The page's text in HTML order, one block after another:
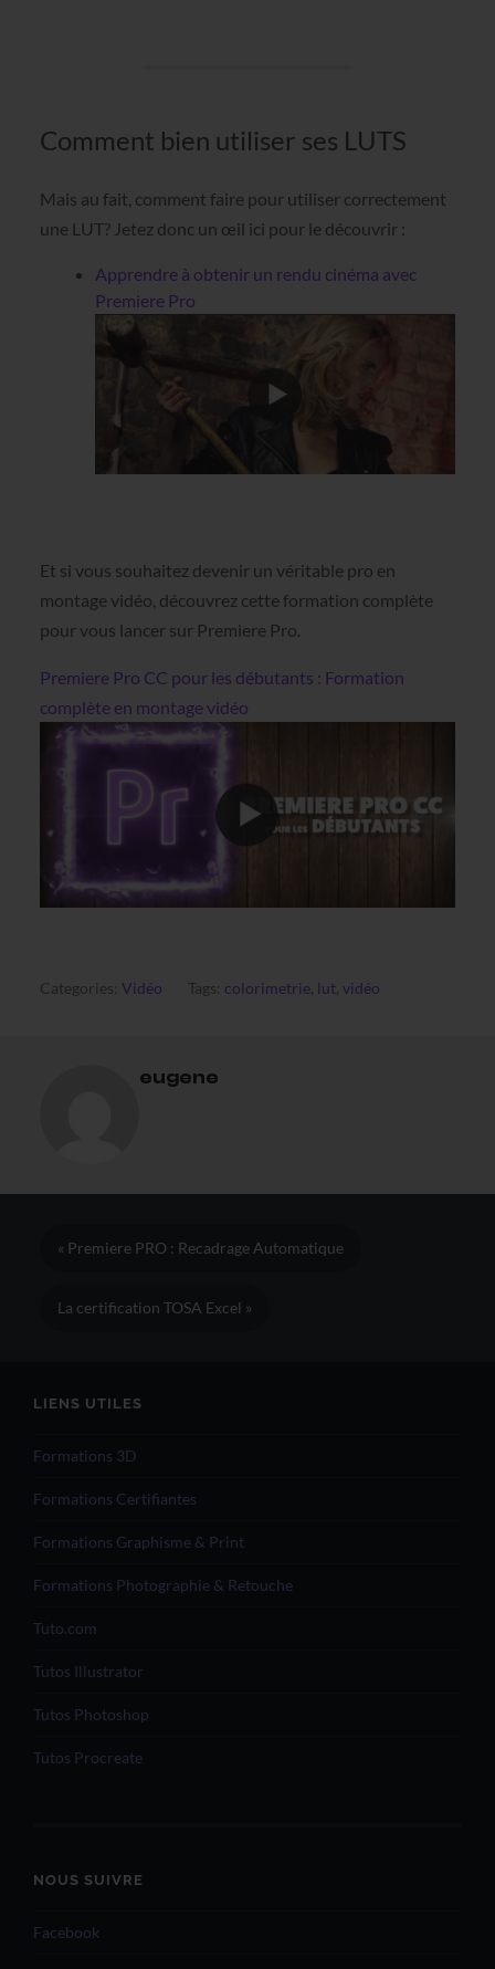
Comment bien utiliser ses LUTS
Mais au fait, comment faire pour utiliser correctement
une LUT? Jetez donc un œil ici pour le découvrir :
Apprendre à obtenir un rendu cinéma avec
Premiere Pro
Et si vous souhaitez devenir un véritable pro en
montage vidéo, découvrez cette formation complète
pour vous lancer sur Premiere Pro.
Premiere Pro CC pour les débutants : Formation
complète en montage vidéo
Categories: Vidéo Tags: colorimetrie, lut, vidéo
eugene
« Premiere PRO : Recadrage Automatique
La certification TOSA Excel »
LIENS UTILES
Formations 3D
Formations Certifiantes
Formations Graphisme & Print
Formations Photographie & Retouche
Tuto.com
Tutos Illustrator
Tutos Photoshop
Tutos Procreate
NOUS SUIVRE
Facebook